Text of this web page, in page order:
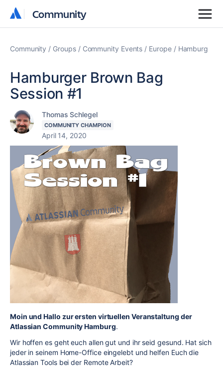
Community
Community
Community Groups Community Events Europe Hamburg
Hamburger Brown Bag
Session #1
Thomas Schlegel
COMMUNITY CHAMPION
April 14, 2020
Moin und Hallo zur ersten virtuellen Veranstaltung der
Atlassian Community Hamburg.
Wir hoffen es geht euch allen gut und ihr seid gesund. Hat sich
jeder in seinem Home-Office eingelebt und helfen Euch die
Atlassian Tools bei der Remote Arbeit?